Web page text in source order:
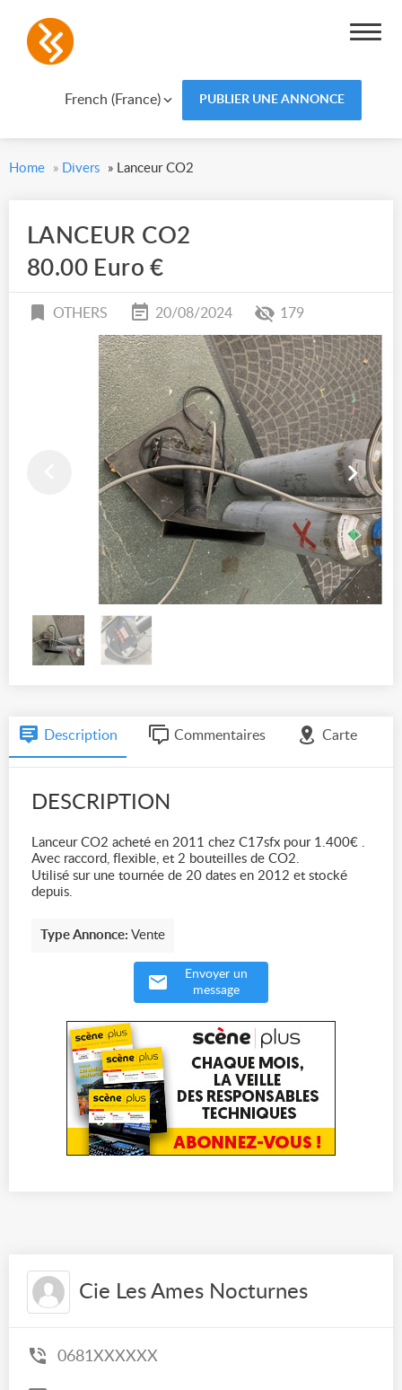
French (France) PUBLIER UNE ANNONCE
Home » Divers » Lanceur CO2
LANCEUR CO2
80.00 Euro €
OTHERS 20/08/2024 179
Description Commentaires Carte
DESCRIPTION
Lanceur CO2 acheté en 2011 chez C17sfx pour 1.400€ .
Avec raccord, flexible, et 2 bouteilles de CO2.
Utilisé sur une tournée de 20 dates en 2012 et stocké
depuis.
Type Annonce: Vente
Envoyer un
message
Cie Les Ames Nocturnes
0681XXXXXX